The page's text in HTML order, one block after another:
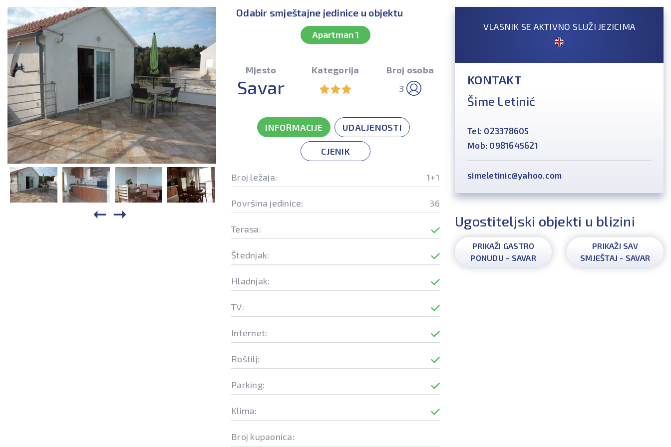
Odabir smještajne jedinice u objektu
Apartman 1
Mjesto
Savar
Kategorija
Broj osoba
3
INFORMACIJE UDALJENOSTI
CJENIK
Broj ležaja: 1+1
Površina jedinice: 36
Terasa:
Štednjak:
Hladnjak:
TV:
Internet:
Roštilj:
Parking:
Klima:
Broj kupaonica:
VLASNIK SE AKTIVNO SLUŽI JEZICIMA
KONTAKT
Šime Letinić
Tel: 023378605
Mob: 0981645621
simeletinic@yahoo.com
Ugostiteljski objekti u blizini
PRIKAŽI GASTRO
PONUDU - SAVAR
PRIKAŽI SAV
SMJEŠTAJ - SAVAR